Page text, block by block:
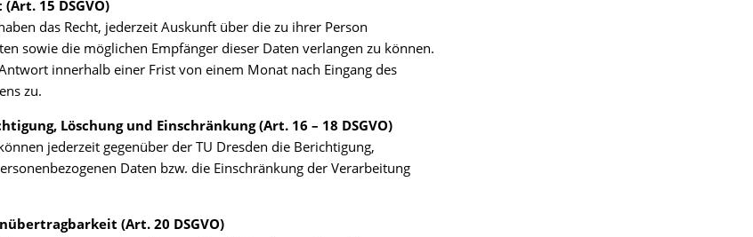
15 DSGVO)
das Recht, jederzeit Auskunft über die zu ihrer Person
sowie die möglichen Empfänger dieser Daten verlangen zu können.
innerhalb einer Frist von einem Monat nach Eingang des
zu.
Löschung und Einschränkung (Art. 16 – 18 DSGVO)
jederzeit gegenüber der TU Dresden die Berichtigung,
Daten bzw. die Einschränkung der Verarbeitung
(Art. 20 DSGVO)